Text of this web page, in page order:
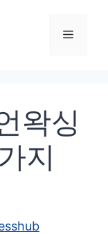
메
왁싱
지